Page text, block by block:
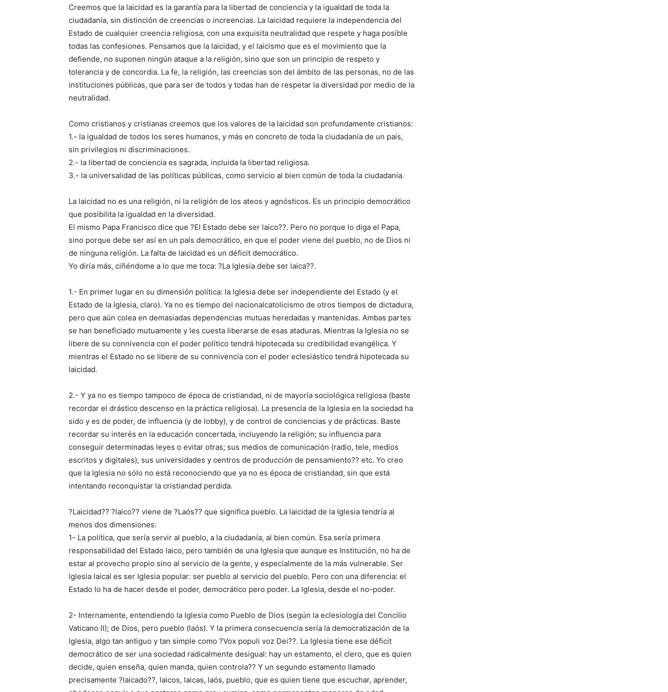
Creemos que la laicidad es la garantía para la libertad de conciencia y la igualdad de toda la
ciudadanía, sin distinción de creencias o increencias. La laicidad requiere la independencia del
Estado de cualquier creencia religiosa, con una exquisita neutralidad que respete y haga posible
todas las confesiones. Pensamos que la laicidad, y el laicismo que es el movimiento que la
defiende, no suponen ningún ataque a la religión, sino que son un principio de respeto y
tolerancia y de concordia. La fe, la religión, las creencias son del ámbito de las personas, no de las
instituciones públicas, que para ser de todos y todas han de respetar la diversidad por medio de la
neutralidad.
Como cristianos y cristianas creemos que los valores de la laicidad son profundamente cristianos:
1.- la igualdad de todos los seres humanos, y más en concreto de toda la ciudadanía de un país,
sin privilegios ni discriminaciones.
2.- la libertad de conciencia es sagrada, incluida la libertad religiosa.
3.- la universalidad de las políticas públicas, como servicio al bien común de toda la ciudadanía.
La laicidad no es una religión, ni la religión de los ateos y agnósticos. Es un principio democrático
que posibilita la igualdad en la diversidad.
El mismo Papa Francisco dice que ?El Estado debe ser laico??. Pero no porque lo diga el Papa,
sino porque debe ser así en un país democrático, en que el poder viene del pueblo, no de Dios ni
de ninguna religión. La falta de laicidad es un déficit democrático.
Yo diría más, ciñéndome a lo que me toca: ?La Iglesia debe ser laica??.
1.- En primer lugar en su dimensión política: la Iglesia debe ser independiente del Estado (y el
Estado de la Iglesia, claro). Ya no es tiempo del nacionalcatolicismo de otros tiempos de dictadura,
pero que aún colea en demasiadas dependencias mutuas heredadas y mantenidas. Ambas partes
se han beneficiado mutuamente y les cuesta liberarse de esas ataduras. Mientras la Iglesia no se
libere de su connivencia con el poder político tendrá hipotecada su credibilidad evangélica. Y
mientras el Estado no se libere de su connivencia con el poder eclesiástico tendrá hipotecada su
laicidad.
2.- Y ya no es tiempo tampoco de época de cristiandad, ni de mayoría sociológica religiosa (baste
recordar el drástico descenso en la práctica religiosa). La presencia de la Iglesia en la sociedad ha
sido y es de poder, de influencia (y de lobby), y de control de conciencias y de prácticas. Baste
recordar su interés en la educación concertada, incluyendo la religión; su influencia para
conseguir determinadas leyes o evitar otras; sus medios de comunicación (radio, tele, medios
escritos y digitales), sus universidades y centros de producción de pensamiento?? etc. Yo creo
que la Iglesia no sólo no está reconociendo que ya no es época de cristiandad, sin que está
intentando reconquistar la cristiandad perdida.
?Laicidad?? ?laico?? viene de ?Laós?? que significa pueblo. La laicidad de la Iglesia tendría al
menos dos dimensiones:
1- La política, que sería servir al pueblo, a la ciudadanía, al bien común. Esa sería primera
responsabilidad del Estado laico, pero también de una Iglesia que aunque es Institución, no ha de
estar al provecho propio sino al servicio de la gente, y especialmente de la más vulnerable. Ser
Iglesia laical es ser Iglesia popular: ser pueblo al servicio del pueblo. Pero con una diferencia: el
Estado lo ha de hacer desde el poder, democrático pero poder. La Iglesia, desde el no-poder.
2- Internamente, entendiendo la Iglesia como Pueblo de Dios (según la eclesiología del Concilio
Vaticano II); de Dios, pero pueblo (laós). Y la primera consecuencia sería la democratización de la
Iglesia, algo tan antiguo y tan simple como ?Vox populi voz Dei??. La Iglesia tiene ese déficit
democrático de ser una sociedad radicalmente desigual: hay un estamento, el clero, que es quien
decide, quien enseña, quien manda, quien controla?? Y un segundo estamento llamado
precisamente ?laicado??, laicos, laicas, laós, pueblo, que es quien tiene que escuchar, aprender,